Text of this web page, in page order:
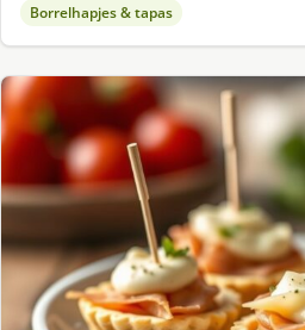
Borrelhapjes & tapas